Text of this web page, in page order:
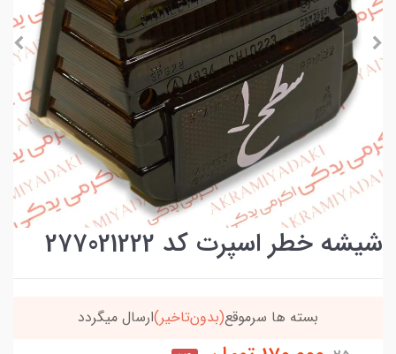
شیشه خطر اسپرت کد 277021222
بسته ها سرموقع(بدون‌تاخیر)ارسال میگردد